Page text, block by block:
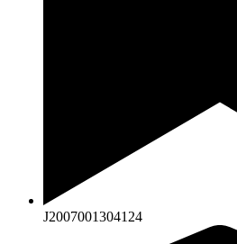
J2007001304124